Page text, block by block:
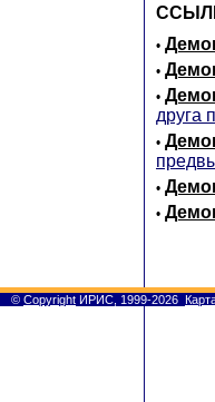
•
•
•
друга
•
•
•
© Copyright ИРИС, 1999-2026